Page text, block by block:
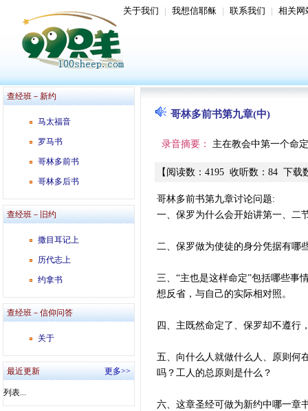
关于我们 | 我想信耶稣 | 联系我们 | 相关网
查经班－新约
马太福音
罗马书
哥林多前书
哥林多后书
查经班－旧约
撒目耳记上
历代志上
约拿书
查经班－信仰问答
关于
最近更新 更多>>
列表...
哥林多前书第九章(中)
录音摘要： 主在教会中第一个命定
【 阅读数 ： 4195 收听数 ： 84 下载
哥林多前书第九章讨论问题:
一、保罗为什么会开始讲第一、二
二、保罗做为使徒的身分凭据有哪
三、“主也是这样命定”包括哪些事
想反省，与自己的实际相对照。
四、主既然命定了、保罗却不遵行
五、向什么人就做什么人、原则何
吗？工人的总原则是什么？
六、这章圣经可做为新约中哪一章